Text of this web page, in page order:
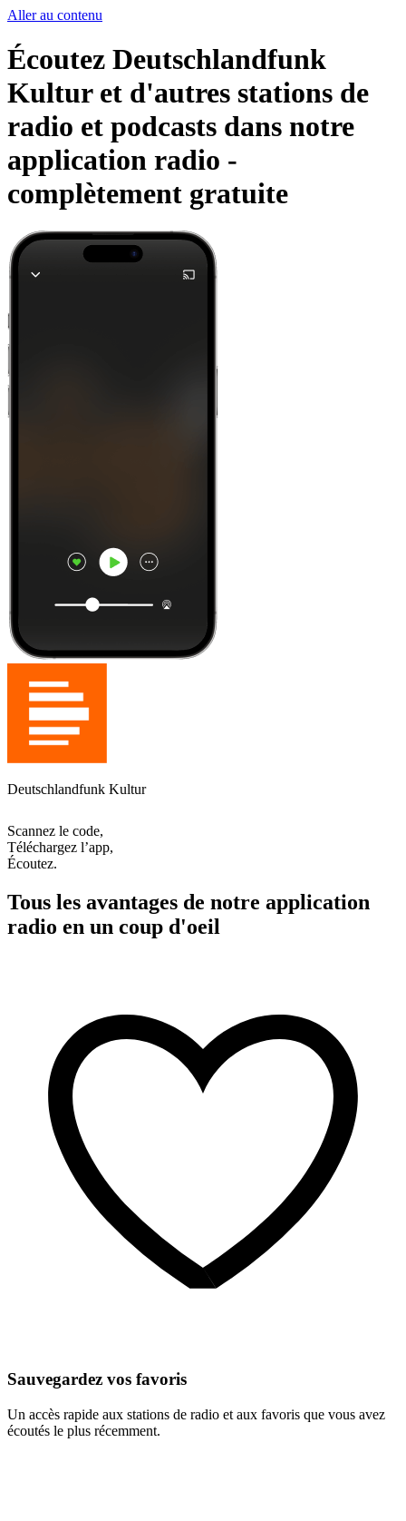
Aller au contenu
Écoutez Deutschlandfunk
Kultur et d'autres stations de
radio et podcasts dans notre
application radio -
complètement gratuite
Deutschlandfunk Kultur
Scannez le code,
Téléchargez l’app,
Écoutez.
Tous les avantages de notre application
radio en un coup d'oeil
Sauvegardez vos favoris
Un accès rapide aux stations de radio et aux favoris que vous avez
écoutés le plus récemment.